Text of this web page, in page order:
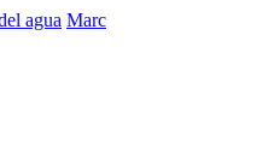
agua Marc